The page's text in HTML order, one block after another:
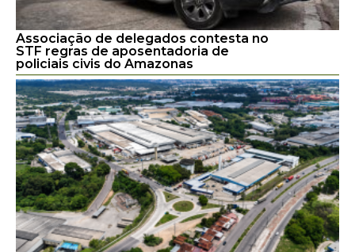
Associação de delegados contesta no
STF regras de aposentadoria de
policiais civis do Amazonas